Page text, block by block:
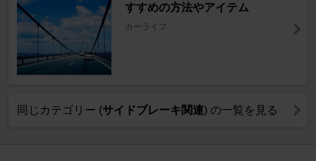
すすめの方法やアイテム
カーライフ
同じカテゴリー (サイドブレーキ関連) の一覧を見る